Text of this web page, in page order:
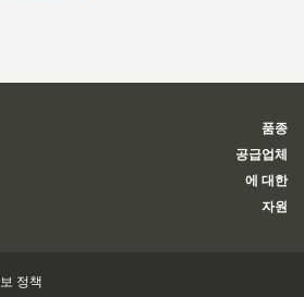
품종
공급업체
에 대한
자원
정책